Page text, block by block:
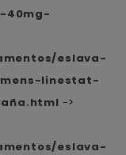
40mg-
eslava-
linestat-
->
eslava-